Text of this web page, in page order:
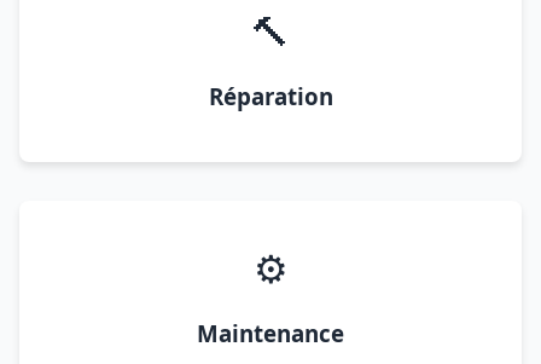
🔨
Réparation
⚙️
Maintenance